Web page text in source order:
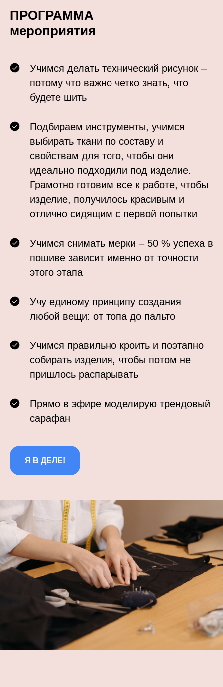
Нет учета
это не
умение,
КАЖДАЯ
ПРОГРАММА
мероприятия
Учимся делать технический рисунок –
потому что важно четко знать, что
будете шить
Подбираем инструменты, учимся
выбирать ткани по составу и
свойствам для того, чтобы они
идеально подходили под изделие.
Грамотно готовим все к работе, чтобы
изделие, получилось красивым и
отлично сидящим с первой попытки
Учимся снимать мерки – 50 % успеха в
пошиве зависит именно от точности
этого этапа
Учу единому принципу создания
любой вещи: от топа до пальто
Учимся правильно кроить и поэтапно
собирать изделия, чтобы потом не
пришлось распарывать
Прямо в эфире моделирую трендовый
сарафан
Я В ДЕЛЕ!